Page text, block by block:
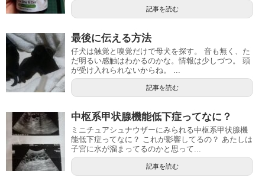
記事を読む
最後に伝える方法
仔犬は触覚と嗅覚だけで母犬を探す。 音も無く、た
だ明るい感触はわかるのかな。情報は少しづつ。 頭
が受け入れられないからね。 ...
記事を読む
中枢系甲状腺機能低下症ってなに？
ミニチュアシュナウザーにみられる中枢系甲状腺機
能低下症ってなに？ これが影響してるの？ あたしは
子宮に水が溜まってるのかと思って...
記事を読む